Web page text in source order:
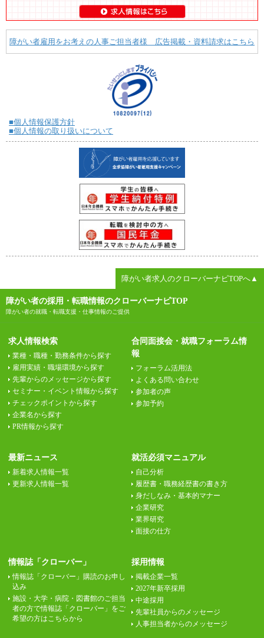
障がい者雇用をお考えの人事ご担当者様 広告掲載・資料請求はこちら
■個人情報保護方針
■個人情報の取り扱いについて
障がい者求人のクローバーナビTOPへ▲
障がい者の採用・転職情報のクローバーナビTOP
障がい者の就職・転職支援・仕事情報のご提供
求人情報検索
業種・職種・勤務条件から探す
雇用実績・職場環境から探す
先輩からのメッセージから探す
セミナー・イベント情報から探す
チェックポイントから探す
企業名から探す
PR情報から探す
合同面接会・就職フォーラム情
報
フォーラム活用法
よくある問い合わせ
参加者の声
参加予約
最新ニュース
新着求人情報一覧
更新求人情報一覧
就活必須マニュアル
自己分析
履歴書・職務経歴書の書き方
身だしなみ・基本的マナー
企業研究
業界研究
面接の仕方
情報誌「クローバー」
情報誌「クローバー」購読のお申し
込み
施設・大学・病院・図書館のご担当
者の方で情報誌「クローバー」をご
希望の方はこちらから
採用情報
掲載企業一覧
2027年新卒採用
中途採用
先輩社員からのメッセージ
人事担当者からのメッセージ